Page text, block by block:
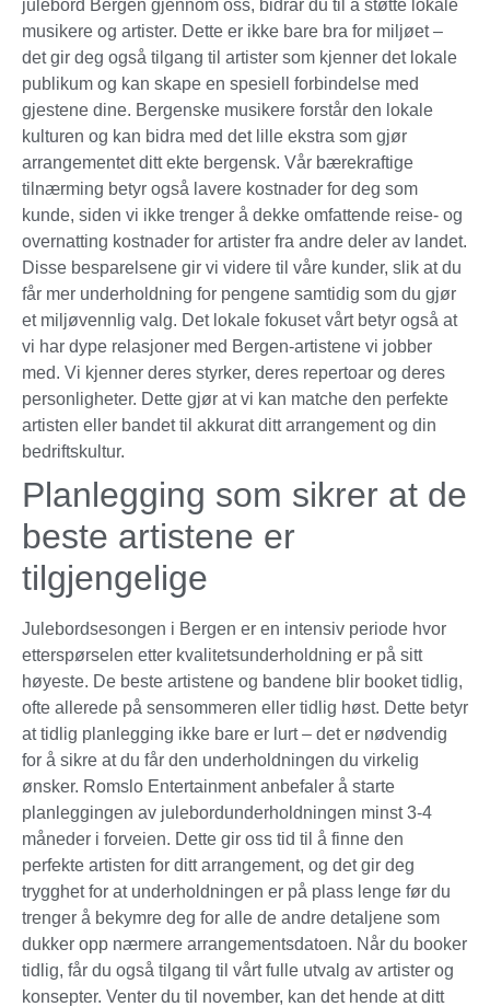
julebord Bergen gjennom oss, bidrar du til å støtte lokale
musikere og artister. Dette er ikke bare bra for miljøet –
det gir deg også tilgang til artister som kjenner det lokale
publikum og kan skape en spesiell forbindelse med
gjestene dine. Bergenske musikere forstår den lokale
kulturen og kan bidra med det lille ekstra som gjør
arrangementet ditt ekte bergensk. Vår bærekraftige
tilnærming betyr også lavere kostnader for deg som
kunde, siden vi ikke trenger å dekke omfattende reise- og
overnatting kostnader for artister fra andre deler av landet.
Disse besparelsene gir vi videre til våre kunder, slik at du
får mer underholdning for pengene samtidig som du gjør
et miljøvennlig valg. Det lokale fokuset vårt betyr også at
vi har dype relasjoner med Bergen-artistene vi jobber
med. Vi kjenner deres styrker, deres repertoar og deres
personligheter. Dette gjør at vi kan matche den perfekte
artisten eller bandet til akkurat ditt arrangement og din
bedriftskultur.
Planlegging som sikrer at de
beste artistene er
tilgjengelige
Julebordsesongen i Bergen er en intensiv periode hvor
etterspørselen etter kvalitetsunderholdning er på sitt
høyeste. De beste artistene og bandene blir booket tidlig,
ofte allerede på sensommeren eller tidlig høst. Dette betyr
at tidlig planlegging ikke bare er lurt – det er nødvendig
for å sikre at du får den underholdningen du virkelig
ønsker. Romslo Entertainment anbefaler å starte
planleggingen av julebordunderholdningen minst 3-4
måneder i forveien. Dette gir oss tid til å finne den
perfekte artisten for ditt arrangement, og det gir deg
trygghet for at underholdningen er på plass lenge før du
trenger å bekymre deg for alle de andre detaljene som
dukker opp nærmere arrangementsdatoen. Når du booker
tidlig, får du også tilgang til vårt fulle utvalg av artister og
konsepter. Venter du til november, kan det hende at ditt